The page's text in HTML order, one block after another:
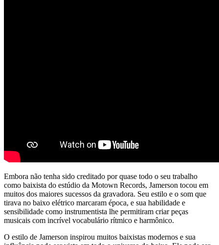
Embora não tenha sido creditado por quase todo o seu trabalho
como baixista do estúdio da Motown Records, Jamerson tocou em
muitos dos maiores sucessos da gravadora. Seu estilo e o som que
tirava no baixo elétrico marcaram época, e sua habilidade e
sensibilidade como instrumentista lhe permitiram criar peças
musicais com incrível vocabulário rítmico e harmônico.
O estilo de Jamerson inspirou muitos baixistas modernos e sua